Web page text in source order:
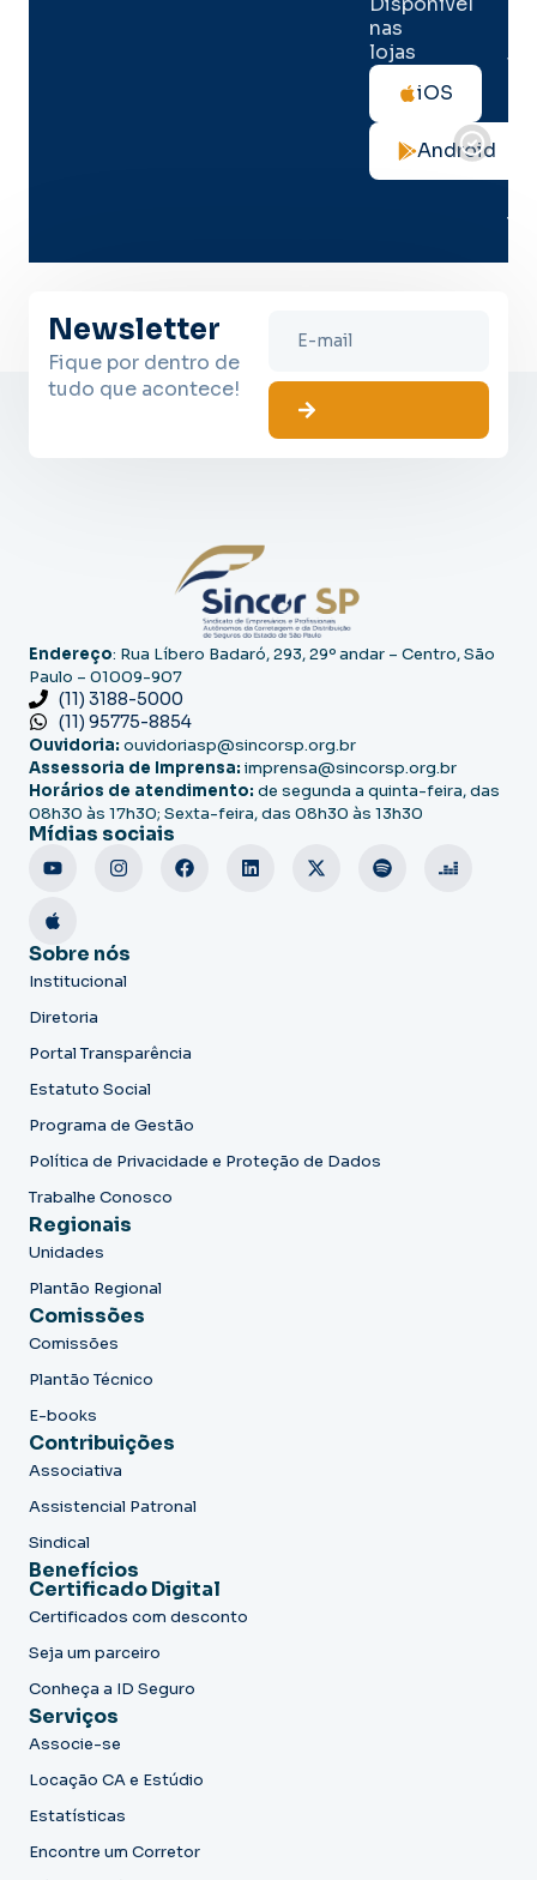
nas
lojas
iOS
Android
no
Newsletter
Fique por dentro de
tudo que acontece!
Endereço: Rua Líbero Badaró, 293, 29º andar – Centro, São
Paulo – 01009-907
(11) 3188-5000
(11) 95775-8854
Ouvidoria: ouvidoriasp@sincorsp.org.br
Assessoria de Imprensa: imprensa@sincorsp.org.br
Horários de atendimento: de segunda a quinta-feira, das
08h30 às 17h30; Sexta-feira, das 08h30 às 13h30
Mídias sociais
Sobre nós
Institucional
Diretoria
Portal Transparência
Estatuto Social
Programa de Gestão
Política de Privacidade e Proteção de Dados
Trabalhe Conosco
Regionais
Unidades
Plantão Regional
Comissões
Comissões
Plantão Técnico
E-books
Contribuições
Associativa
Assistencial Patronal
Sindical
Benefícios
Certificado Digital
Certificados com desconto
Seja um parceiro
Conheça a ID Seguro
Serviços
Associe-se
Locação CA e Estúdio
Estatísticas
Encontre um Corretor